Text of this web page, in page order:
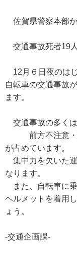
佐賀県警察本部か
交通事故死者19
12月６日夜のは
自転車の交通事故
ます。
交通事故の多くは
前方不注意・
が占めています。
集中力を欠いた
なります。
また、自転車に乗
ヘルメットを着用
ょう。
-交通企画課-